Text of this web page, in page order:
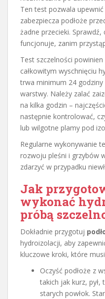
Ten test pozwala
zabezpiecza podłoże
żadne przecieki.
funcjonuje, zanim
Test szczelności
całkowitym wyschnięciu
trwa minimum 24
warstwy. Należy zalać
na kilka godzin –
następnie kontrolować,
lub wilgotne plamy pod
Regularne wykonywanie
rozwoju pleśni i grzybów
zdarzyć w przypadku
Jak
wykonać
próbą
Dokładnie przygotuj
hydroizolacji, aby
kluczowe kroki, które
Oczyść podłoże z
takich jak kurz, pył,
starych powłok.